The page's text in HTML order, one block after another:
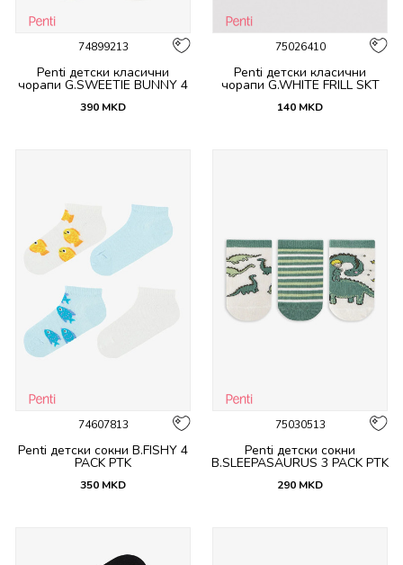
74899213
Penti детски класични
чорапи G.SWEETIE BUNNY 4
390 MKD
75026410
Penti детски класични
чорапи G.WHITE FRILL SKT
140 MKD
74607813
Penti детски сокни B.FISHY 4
PACK PTK
350 MKD
75030513
Penti детски сокни
B.SLEEPASAURUS 3 PACK PTK
290 MKD